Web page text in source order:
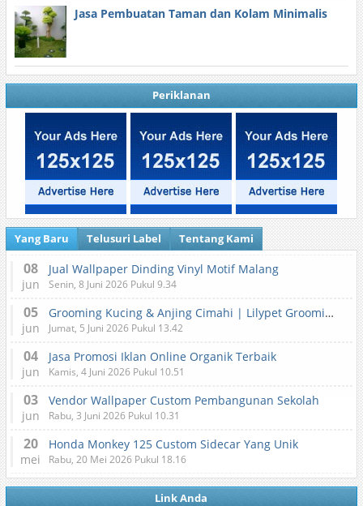
Jasa Pembuatan Taman dan Kolam Minimalis
Periklanan
Yang Baru Telusuri Label Tentang Kami
08
jun
Jual Wallpaper Dinding Vinyl Motif Malang
Senin, 8 Juni 2026 Pukul 9.34
05
jun
Grooming Kucing & Anjing Cimahi | Lilypet Grooming & Pet Hotel
Jumat, 5 Juni 2026 Pukul 13.42
04
jun
Jasa Promosi Iklan Online Organik Terbaik
Kamis, 4 Juni 2026 Pukul 10.51
03
jun
Vendor Wallpaper Custom Pembangunan Sekolah
Rabu, 3 Juni 2026 Pukul 10.31
20
mei
Honda Monkey 125 Custom Sidecar Yang Unik
Rabu, 20 Mei 2026 Pukul 18.16
Link Anda